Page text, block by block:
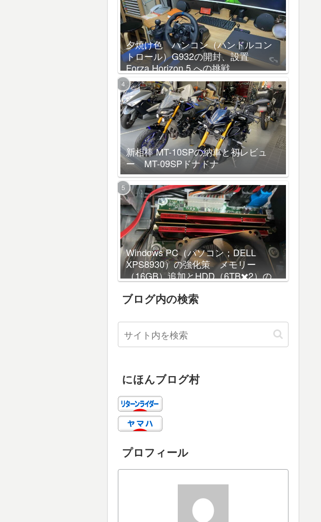
夕焼け色 ハンコン（ハンドルコン
トロール）G932の開封、設置
Forza Horizon 5 への挑戦
新相棒 MT-10SPの納車と初レビュ
ー MT-09SPドナドナ
Windows PC（パソコン；DELL
XPS8930）の強化策 メモリー
（16GB）追加とHDD（6TB✖️2）の
ブログ内の検索
にほんブログ村
プロフィール